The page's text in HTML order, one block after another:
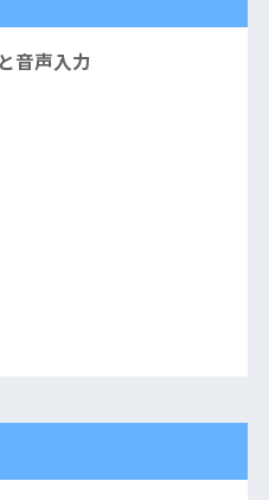
音声入力